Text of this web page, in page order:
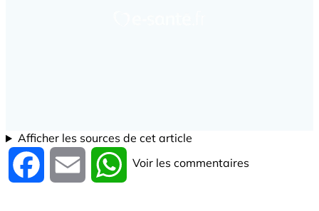
Afficher les sources de cet article
Facebook Email WhatsApp
Voir les commentaires